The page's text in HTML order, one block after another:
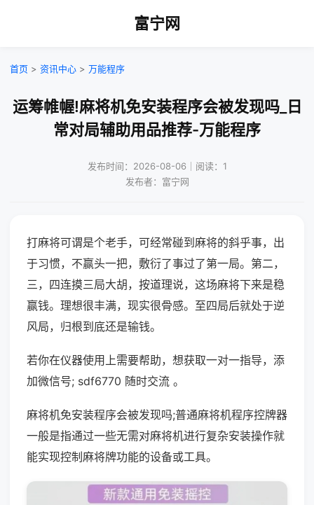
富宁网
首页 > 资讯中心 > 万能程序
运筹帷幄!麻将机免安装程序会被发现吗_日
常对局辅助用品推荐-万能程序
发布时间：2026-08-06｜阅读：1
发布者：富宁网
打麻将可谓是个老手，可经常碰到麻将的斜乎事，出
于习惯，不赢头一把，敷衍了事过了第一局。第二，
三，四连摸三局大胡，按道理说，这场麻将下来是稳
赢钱。理想很丰满，现实很骨感。至四局后就处于逆
风局，归根到底还是输钱。
若你在仪器使用上需要帮助，想获取一对一指导，添
加微信号; sdf6770 随时交流 。
麻将机免安装程序会被发现吗;普通麻将机程序控牌器
一般是指通过一些无需对麻将机进行复杂安装操作就
能实现控制麻将牌功能的设备或工具。